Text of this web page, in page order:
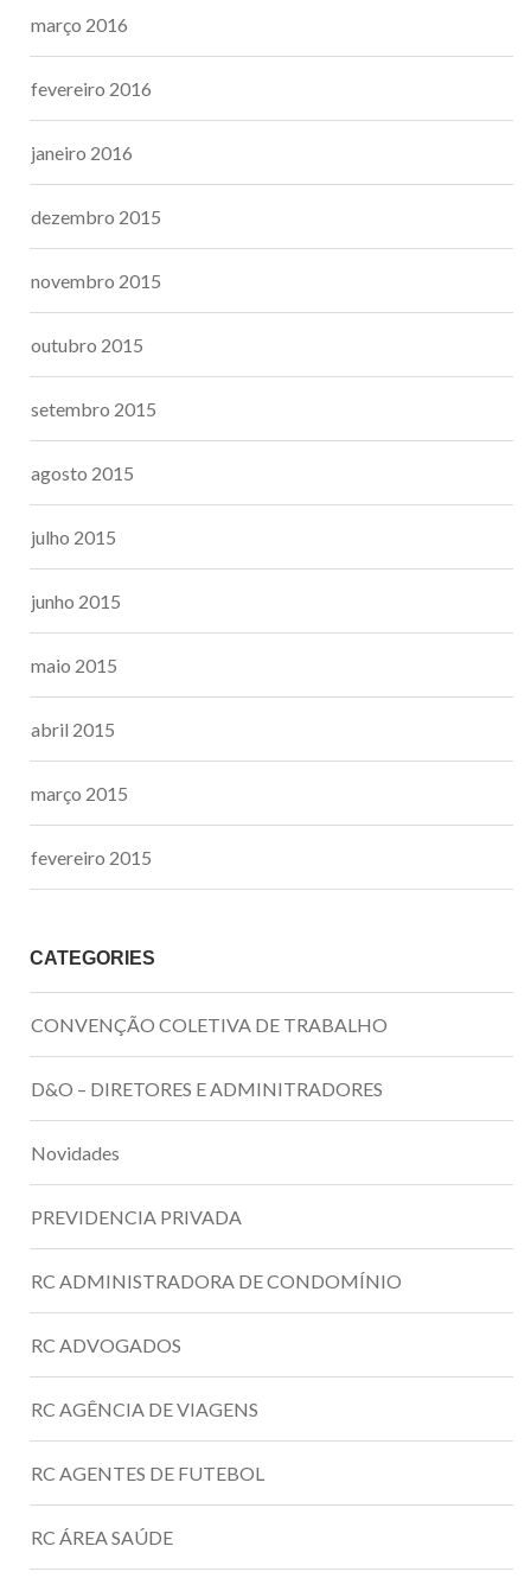
março 2016
fevereiro 2016
janeiro 2016
dezembro 2015
novembro 2015
outubro 2015
setembro 2015
agosto 2015
julho 2015
junho 2015
maio 2015
abril 2015
março 2015
fevereiro 2015
CATEGORIES
CONVENÇÃO COLETIVA DE TRABALHO
D&O – DIRETORES E ADMINITRADORES
Novidades
PREVIDENCIA PRIVADA
RC ADMINISTRADORA DE CONDOMÍNIO
RC ADVOGADOS
RC AGÊNCIA DE VIAGENS
RC AGENTES DE FUTEBOL
RC ÁREA SAÚDE